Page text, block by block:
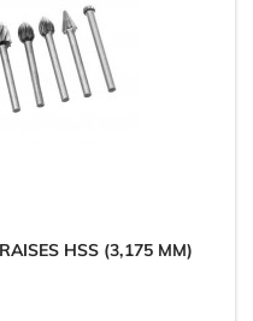
HSS (3,175 MM)